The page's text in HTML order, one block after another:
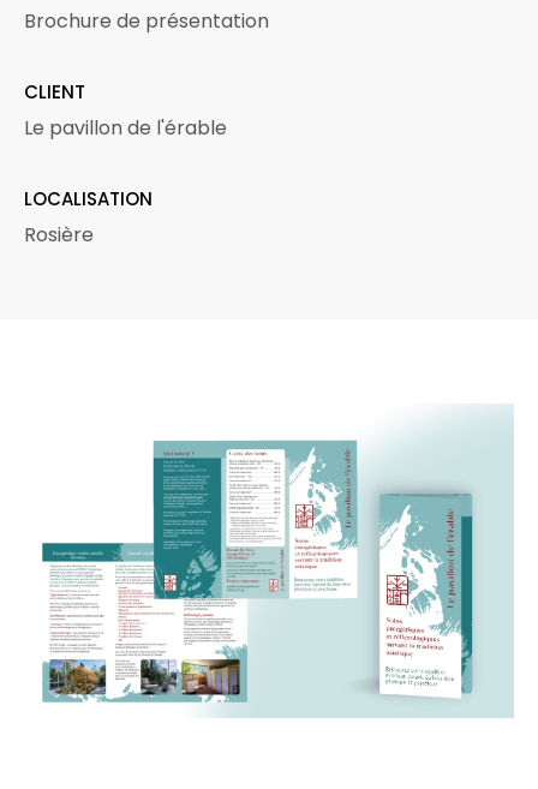
Brochure de présentation
CLIENT
Le pavillon de l'érable
LOCALISATION
Rosière